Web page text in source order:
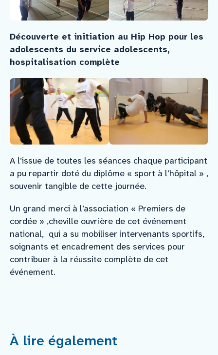
Découverte et initiation au Hip Hop pour les
adolescents du service adolescents,
hospitalisation complète
A l’issue de toutes les séances chaque participant
a pu repartir doté du diplôme « sport à l’hôpital » ,
souvenir tangible de cette journée.
Un grand merci à l’association « Premiers de
cordée » ,cheville ouvrière de cet événement
national, qui a su mobiliser intervenants sportifs,
soignants et encadrement des services pour
contribuer à la réussite complète de cet
événement.
À lire également